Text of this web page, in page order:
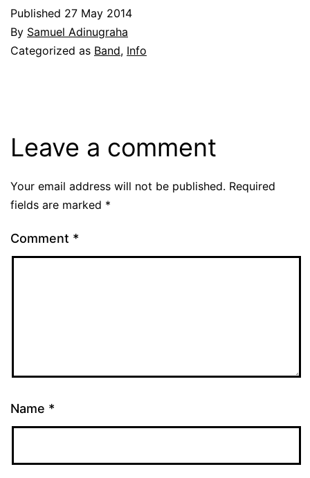
Published 27 May 2014
By Samuel Adinugraha
Categorized as Band, Info
Leave a comment
Your email address will not be published. Required
fields are marked *
Comment *
Name *